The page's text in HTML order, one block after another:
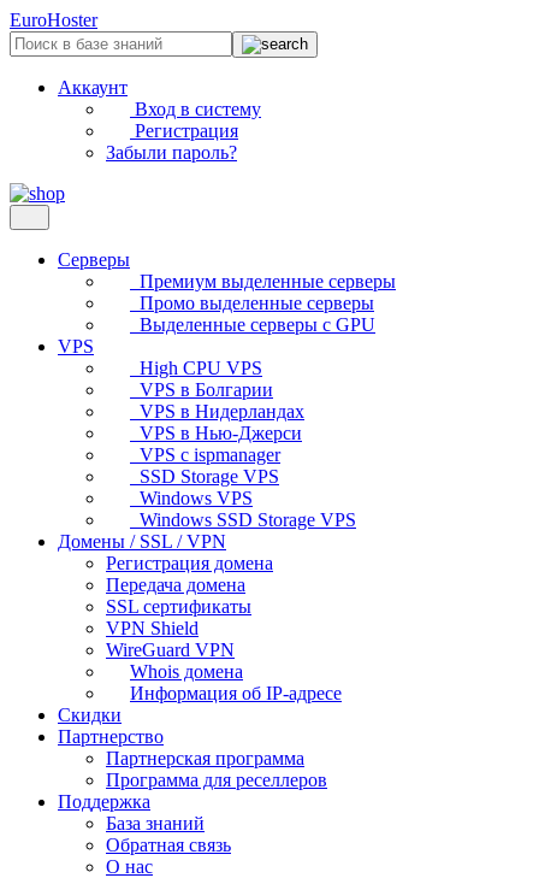
EuroHoster
Аккаунт
Вход в систему
Регистрация
Забыли пароль?
Серверы
Премиум выделенные серверы
Промо выделенные серверы
Выделенные серверы с GPU
VPS
High CPU VPS
VPS в Болгарии
VPS в Нидерландах
VPS в Нью-Джерси
VPS с ispmanager
SSD Storage VPS
Windows VPS
Windows SSD Storage VPS
Домены / SSL / VPN
Регистрация домена
Передача домена
SSL сертификаты
VPN Shield
WireGuard VPN
Whois домена
Информация об IP-адресе
Скидки
Партнерство
Партнерская программа
Программа для реселлеров
Поддержка
База знаний
Обратная связь
О нас